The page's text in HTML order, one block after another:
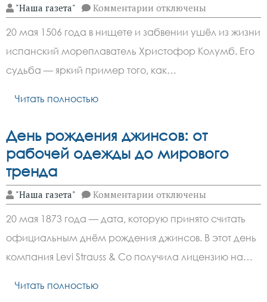
"Наша газета" Комментарии к
записи
Христофор
Колумб:
человек,
открывший
миру
Америку
отключены
20 мая 1506 года в нищете и забвении ушёл из жизни
испанский мореплаватель Христофор Колумб. Его
судьба — яркий пример того, как…
Читать полностью
День рождения джинсов: от
рабочей одежды до мирового
тренда
"Наша газета" Комментарии к
записи
рождения
джинсов:
от
рабочей
одежды
отключены
20 мая 1873 года — дата, которую принято считать
официальным днём рождения джинсов. В этот день
компания Levi Strauss & Co получила лицензию на…
Читать полностью